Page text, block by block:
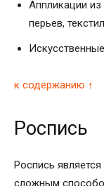
Аппликации из
перьев,
к содержанию ↑
Роспись
Роспись
сложным